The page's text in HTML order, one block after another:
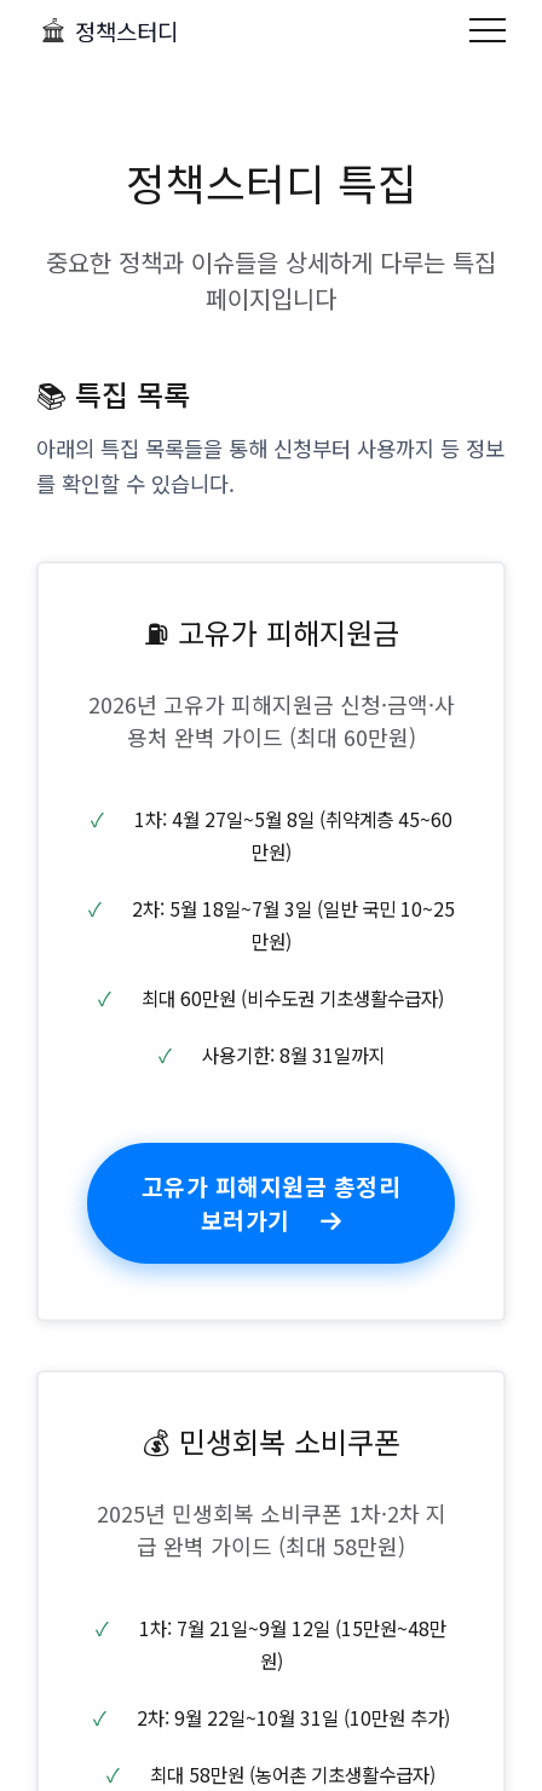
정책스터디
정책스터디 특집
중요한 정책과 이슈들을 상세하게 다루는 특집
페이지입니다
📚 특집 목록
아래의 특집 목록들을 통해 신청부터 사용까지 등 정보
를 확인할 수 있습니다.
⛽ 고유가 피해지원금
2026년 고유가 피해지원금 신청·금액·사
용처 완벽 가이드 (최대 60만원)
✓
1차: 4월 27일~5월 8일 (취약계층 45~60
만원)
✓
2차: 5월 18일~7월 3일 (일반 국민 10~25
만원)
✓ 최대 60만원 (비수도권 기초생활수급자)
✓ 사용기한: 8월 31일까지
고유가 피해지원금 총정리
보러가기
💰 민생회복 소비쿠폰
2025년 민생회복 소비쿠폰 1차·2차 지
급 완벽 가이드 (최대 58만원)
✓
1차: 7월 21일~9월 12일 (15만원~48만
원)
✓ 2차: 9월 22일~10월 31일 (10만원 추가)
✓ 최대 58만원 (농어촌 기초생활수급자)